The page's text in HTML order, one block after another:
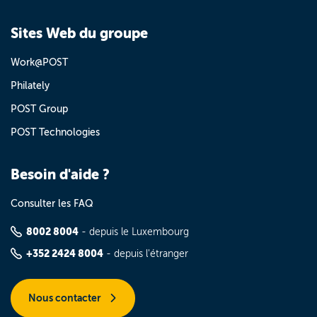
Sites Web du groupe
Work@POST
Philately
POST Group
POST Technologies
Besoin d'aide ?
Consulter les FAQ
8002 8004 - depuis le Luxembourg
+352 2424 8004 - depuis l'étranger
Nous contacter